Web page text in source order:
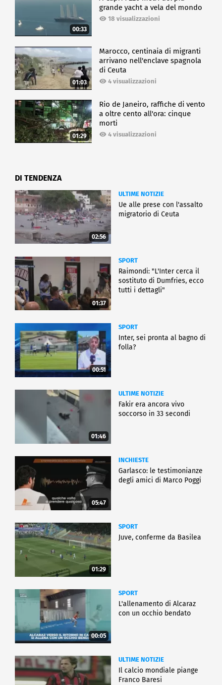
00:33
grande yacht a vela del mondo
18 visualizzazioni
01:03
Marocco, centinaia di migranti
arrivano nell'enclave spagnola
di Ceuta
4 visualizzazioni
01:29
Rio de Janeiro, raffiche di vento
a oltre cento all'ora: cinque
morti
4 visualizzazioni
DI TENDENZA
02:56
ULTIME NOTIZIE
Ue alle prese con l'assalto
migratorio di Ceuta
01:37
SPORT
Raimondi: "L'Inter cerca il
sostituto di Dumfries, ecco
tutti i dettagli"
00:51
SPORT
Inter, sei pronta al bagno di
folla?
01:46
ULTIME NOTIZIE
Fakir era ancora vivo
soccorso in 33 secondi
05:47
INCHIESTE
Garlasco: le testimonianze
degli amici di Marco Poggi
01:29
SPORT
Juve, conferme da Basilea
00:05
SPORT
L'allenamento di Alcaraz
con un occhio bendato
ULTIME NOTIZIE
Il calcio mondiale piange
Franco Baresi